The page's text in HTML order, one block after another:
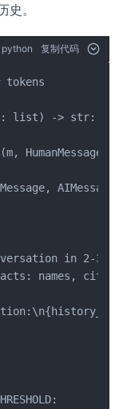
。
python 复制代码
tokens
list) -> str:
in 2-3
names,